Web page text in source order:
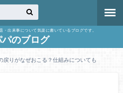
出来事について気楽に書いているブログです。
パのブログ
戻りがなぜおこる？仕組みについても